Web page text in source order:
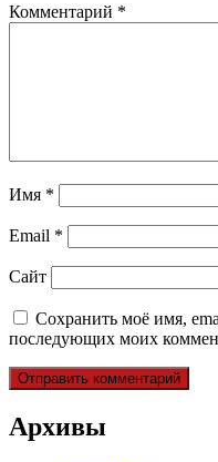
Комментарий *
Имя *
Email *
Сайт
Сохранить моё имя,
последующих моих
Архивы